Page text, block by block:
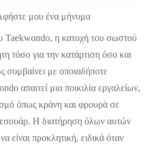
μου ένα μήνυμα
Taekwondo, η κατοχή του σωστού
τόσο για την κατάρτιση όσο και
συμβαίνει με οποιαδήποτε
απαιτεί μια ποικιλία εργαλείων,
όπως κράνη και φρουρά σε
Η διατήρηση όλων αυτών
είναι προκλητική, ειδικά όταν